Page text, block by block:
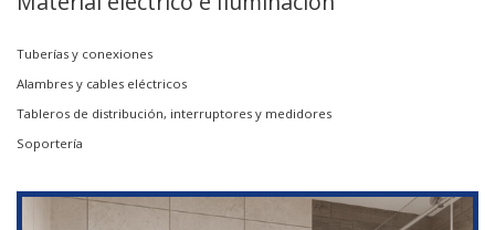
Tuberías y conexiones
Alambres y cables eléctricos
Tableros de distribución, interruptores y medidores
Soportería